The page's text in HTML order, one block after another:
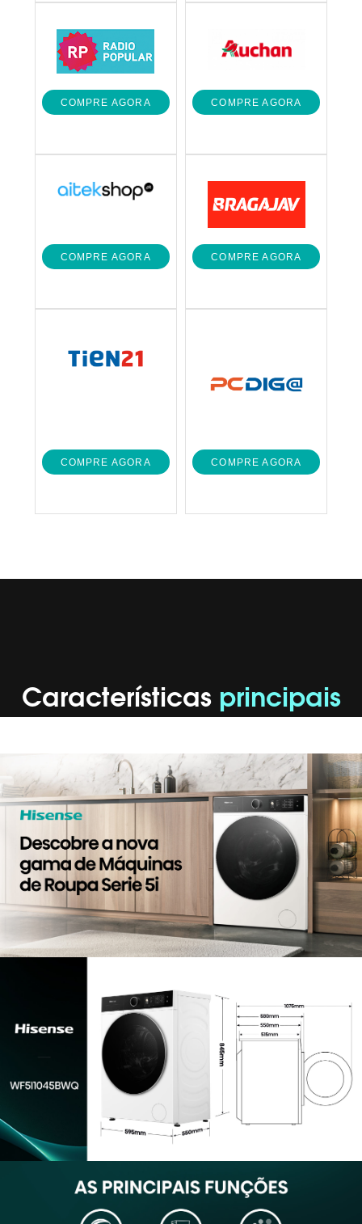
COMPRE AGORA COMPRE AGORA
COMPRE AGORA COMPRE AGORA
COMPRE AGORA COMPRE AGORA
Características principais